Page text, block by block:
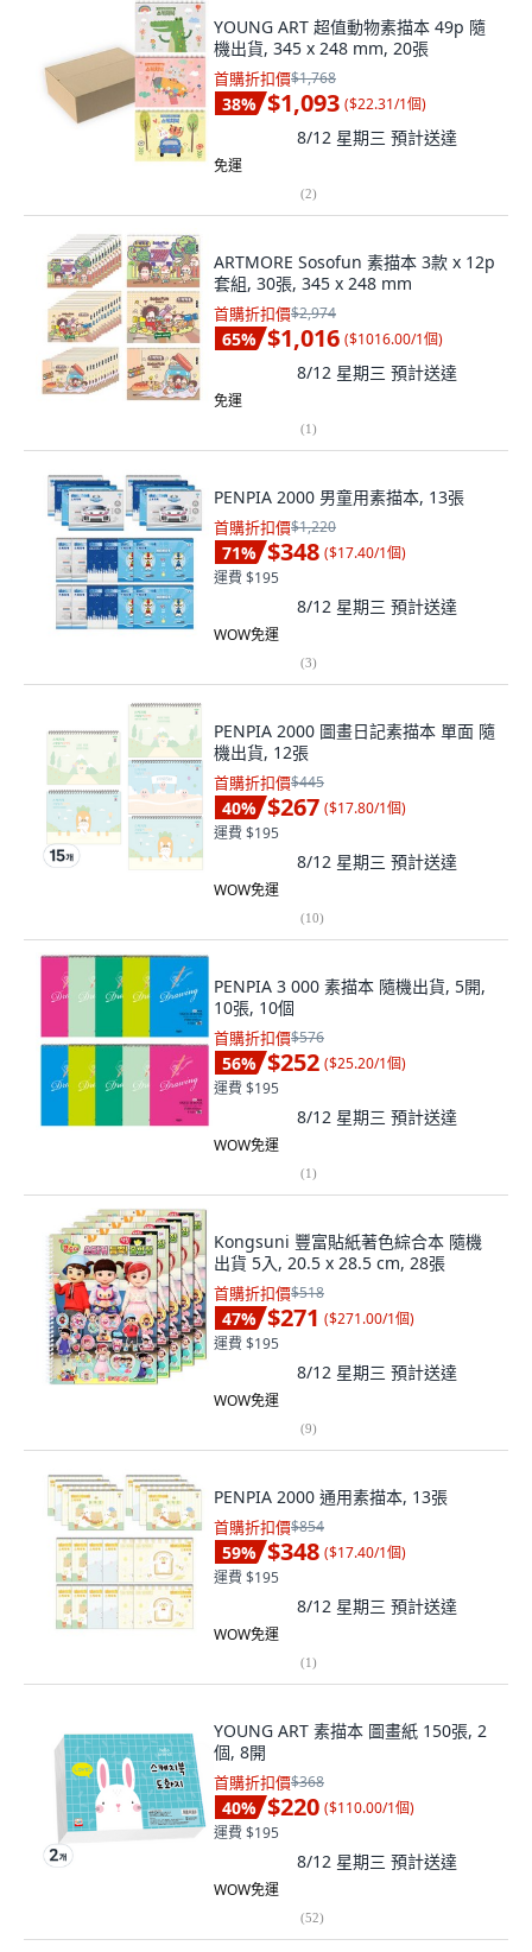
YOUNG ART 超值動物素描本 49p 隨
機出貨, 345 x 248 mm, 20張
首購折扣價$1,768
38% $1,093 ($22.31/1個)
8/12 星期三 預計送達
免運
(2)
ARTMORE Sosofun 素描本 3款 x 12p
套組, 30張, 345 x 248 mm
首購折扣價$2,974
65% $1,016 ($1016.00/1個)
8/12 星期三 預計送達
免運
(1)
PENPIA 2000 男童用素描本, 13張
首購折扣價$1,220
71% $348 ($17.40/1個)
運費 $195
8/12 星期三 預計送達
WOW免運
(3)
PENPIA 2000 圖畫日記素描本 單面 隨
機出貨, 12張
首購折扣價$445
40% $267 ($17.80/1個)
運費 $195
8/12 星期三 預計送達
WOW免運
(10)
PENPIA 3 000 素描本 隨機出貨, 5開,
10張, 10個
首購折扣價$576
56% $252 ($25.20/1個)
運費 $195
8/12 星期三 預計送達
WOW免運
(1)
Kongsuni 豐富貼紙著色綜合本 隨機
出貨 5入, 20.5 x 28.5 cm, 28張
首購折扣價$518
47% $271 ($271.00/1個)
運費 $195
8/12 星期三 預計送達
WOW免運
(9)
PENPIA 2000 通用素描本, 13張
首購折扣價$854
59% $348 ($17.40/1個)
運費 $195
8/12 星期三 預計送達
WOW免運
(1)
YOUNG ART 素描本 圖畫紙 150張, 2
個, 8開
首購折扣價$368
40% $220 ($110.00/1個)
運費 $195
8/12 星期三 預計送達
WOW免運
(52)